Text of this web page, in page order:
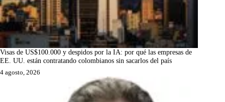
Visas de US$100.000 y despidos por la IA: por qué las empresas de
EE. UU. están contratando colombianos sin sacarlos del país
4 agosto, 2026